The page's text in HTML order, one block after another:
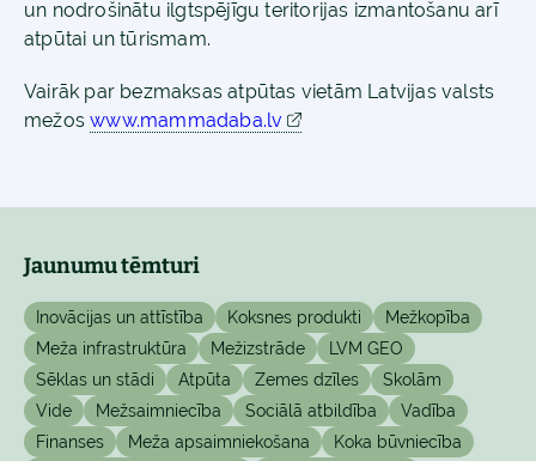
un nodrošinātu ilgtspējīgu teritorijas izmantošanu arī
atpūtai un tūrismam.
Vairāk par bezmaksas atpūtas vietām Latvijas valsts
mežoswww.mammadaba.lv
Jaunumu tēmturi
Inovācijas un attīstība Koksnes produkti
Mežkopība
Meža infrastruktūra
Mežizstrāde
LVM GEO
Sēklas un stādi
Atpūta Zemes dzīles
Skolām
Vide
Mežsaimniecība Sociālā atbildība
Vadība
Finanses
Meža apsaimniekošana
Koka būvniecība